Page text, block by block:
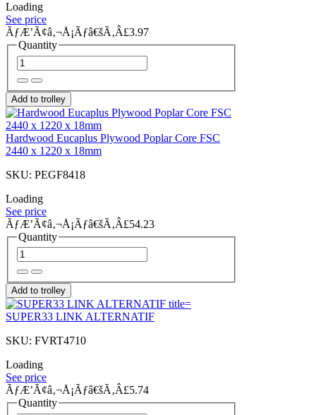
Loading
See price
ÃƒÆ’Ã¢â‚¬Å¡Ãƒâ€šÃ‚Â£3.97
Quantity
Add to trolley
Hardwood Eucaplus Plywood Poplar Core FSC
2440 x 1220 x 18mm
SKU: PEGF8418
Loading
See price
ÃƒÆ’Ã¢â‚¬Å¡Ãƒâ€šÃ‚Â£54.23
Quantity
Add to trolley
SUPER33 LINK ALTERNATIF
SKU: FVRT4710
Loading
See price
ÃƒÆ’Ã¢â‚¬Å¡Ãƒâ€šÃ‚Â£5.74
Quantity